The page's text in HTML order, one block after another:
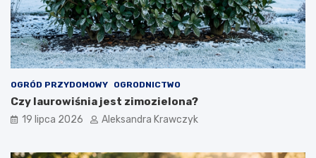
OGRÓD PRZYDOMOWY OGRODNICTWO
Czy laurowiśnia jest zimozielona?
19 lipca 2026 Aleksandra Krawczyk